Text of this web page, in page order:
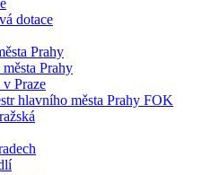
dotace
Prahy
Prahy
Praze
hlavního města Prahy FOK